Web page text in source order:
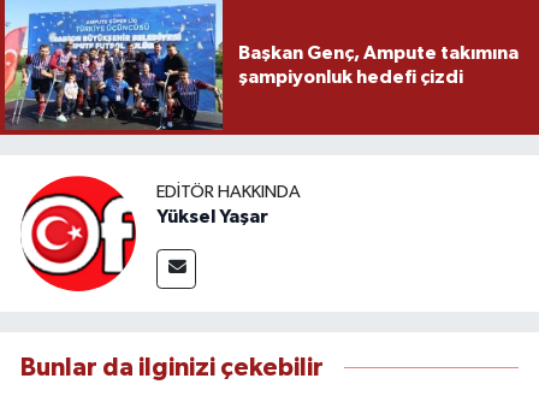
Başkan Genç, Ampute takımına
şampiyonluk hedefi çizdi
EDITÖR HAKKINDA
Yüksel Yaşar
Bunlar da ilginizi çekebilir